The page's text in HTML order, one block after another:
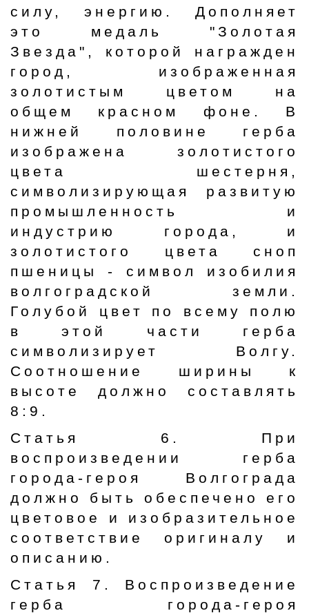
силу, энергию. Дополняет
это медаль "Золотая
Звезда", которой награжден
город, изображенная
золотистым цветом на
общем красном фоне. В
нижней половине герба
изображена золотистого
цвета шестерня,
символизирующая развитую
промышленность и
индустрию города, и
золотистого цвета сноп
пшеницы - символ изобилия
волгоградской земли.
Голубой цвет по всему полю
в этой части герба
символизирует Волгу.
Соотношение ширины к
высоте должно составлять
8:9.
Статья 6. При
воспроизведении герба
города-героя Волгограда
должно быть обеспечено его
цветовое и изобразительное
соответствие оригиналу и
описанию.
Статья 7. Воспроизведение
герба города-героя